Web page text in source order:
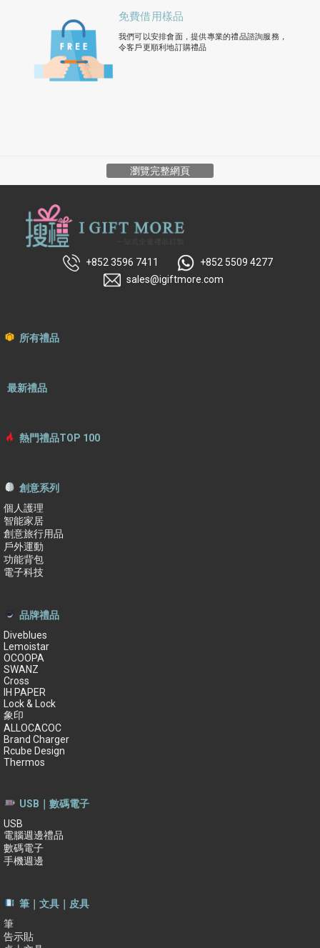
免費借用樣品
我們可以安排會面，提供專業的禮品諮詢服務，
令客戶更順利地訂購禮品
瀏覽完整網頁
+852 3596 7411
+852 5509 4277
sales@igiftmore.com
所有禮品
最新禮品
熱門禮品TOP 100
創意系列
個人護理
智能家居
創意旅行用品
戶外運動
功能背包
電子科技
品牌禮品
Diveblues
Lemoistar
OCOOPA
SWANZ
Cross
IH PAPER
Lock & Lock
象印
ALLOCACOC
Brand Charger
Rcube Design
Thermos
USB｜數碼電子
USB
電腦週邊禮品
數碼電子
手機週邊
筆｜文具｜皮具
筆
告示貼